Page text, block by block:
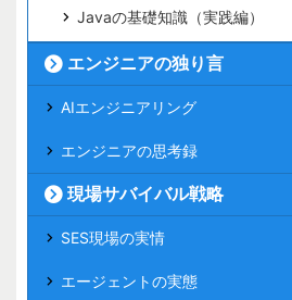
Javaの基礎知識（実践編）
エンジニアの独り言
AIエンジニアリング
エンジニアの思考録
現場サバイバル戦略
SES現場の実情
エージェントの実態